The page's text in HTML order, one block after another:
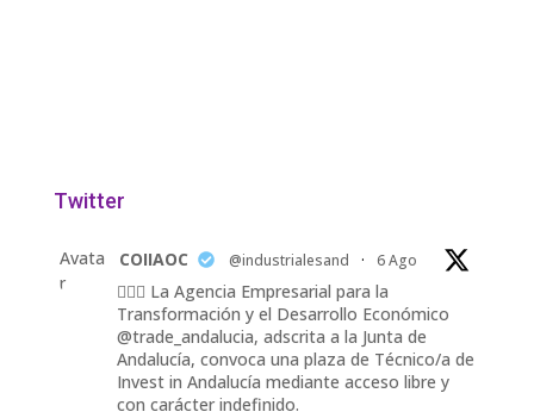
Twitter
Avata
r
COIIAOC @industrialesand · 6 Ago
👷🏽‍♀️ La Agencia Empresarial para la
Transformación y el Desarrollo Económico
@trade_andalucia, adscrita a la Junta de
Andalucía, convoca una plaza de Técnico/a de
Invest in Andalucía mediante acceso libre y
con carácter indefinido.